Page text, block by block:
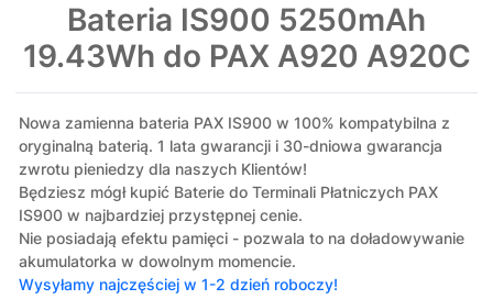
Bateria IS900 5250mAh
19.43Wh do PAX A920 A920C
Nowa zamienna bateria PAX IS900 w 100% kompatybilna z
oryginalną baterią. 1 lata gwarancji i 30-dniowa gwarancja
zwrotu pieniedzy dla naszych Klientów!
Będziesz mógł kupić Baterie do Terminali Płatniczych PAX
IS900 w najbardziej przystępnej cenie.
Nie posiadają efektu pamięci - pozwala to na doładowywanie
akumulatorka w dowolnym momencie.
Wysyłamy najczęściej w 1-2 dzień roboczy!